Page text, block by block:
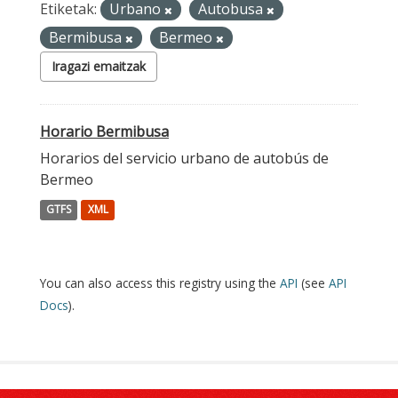
Etiketak: Urbano
Autobusa
Bermibusa
Bermeo
Iragazi emaitzak
Horario Bermibusa
Horarios del servicio urbano de autobús de
Bermeo
GTFS XML
You can also access this registry using the API (see API
Docs).